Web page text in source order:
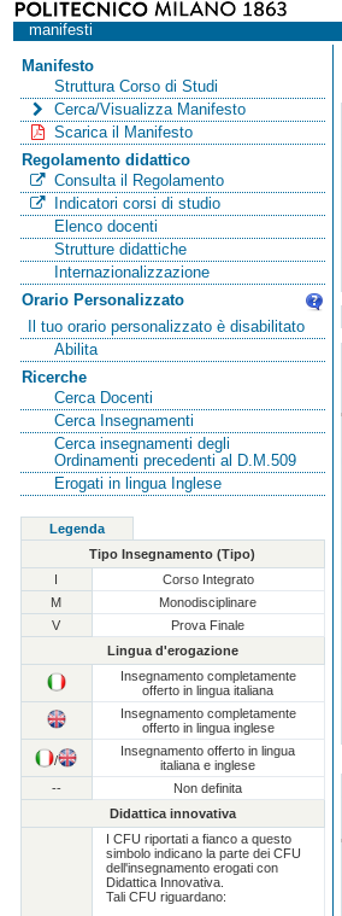
manifesti
Manifesto
Struttura Corso di Studi
Cerca/Visualizza Manifesto
Scarica il Manifesto
Regolamento didattico
Consulta il Regolamento
Indicatori corsi di studio
Elenco docenti
Strutture didattiche
Internazionalizzazione
Orario Personalizzato
Il tuo orario personalizzato è disabilitato
Abilita
Ricerche
Cerca Docenti
Cerca Insegnamenti
Cerca insegnamenti degli
Ordinamenti precedenti al D.M.509
Erogati in lingua Inglese
Legenda
Tipo Insegnamento (Tipo)
I
Corso Integrato
M
Monodisciplinare
V
Prova Finale
Lingua d'erogazione
Insegnamento completamente
offerto in lingua italiana
Insegnamento completamente
offerto in lingua inglese
/
Insegnamento offerto in lingua
italiana e inglese
--
Non definita
Didattica innovativa
I CFU riportati a fianco a questo
simbolo indicano la parte dei CFU
dell'insegnamento erogati con
Didattica Innovativa.
Tali CFU riguardano: